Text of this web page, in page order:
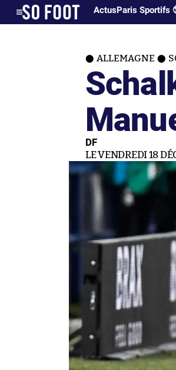
ActusParis Sportifs
ALLEMAGNE
DF
LE VENDREDI 18